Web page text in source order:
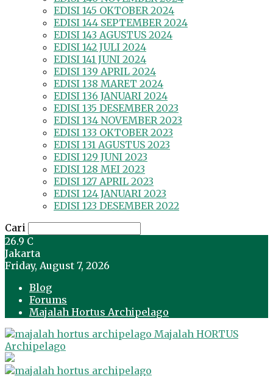
EDISI 145 OKTOBER 2024
EDISI 144 SEPTEMBER 2024
EDISI 143 AGUSTUS 2024
EDISI 142 JULI 2024
EDISI 141 JUNI 2024
EDISI 139 APRIL 2024
EDISI 138 MARET 2024
EDISI 136 JANUARI 2024
EDISI 135 DESEMBER 2023
EDISI 134 NOVEMBER 2023
EDISI 133 OKTOBER 2023
EDISI 131 AGUSTUS 2023
EDISI 129 JUNI 2023
EDISI 128 MEI 2023
EDISI 127 APRIL 2023
EDISI 124 JANUARI 2023
EDISI 123 DESEMBER 2022
Cari
26.9 C
Jakarta
Friday, August 7, 2026
Blog
Forums
Majalah Hortus Archipelago
Majalah HORTUS
Archipelago